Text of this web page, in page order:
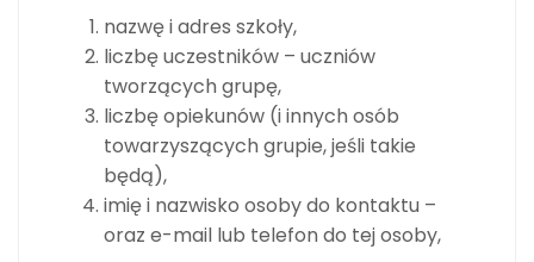
nazwę i adres szkoły,
liczbę uczestników – uczniów
tworzących grupę,
liczbę opiekunów (i innych osób
towarzyszących grupie, jeśli takie
będą),
imię i nazwisko osoby do kontaktu –
oraz e-mail lub telefon do tej osoby,